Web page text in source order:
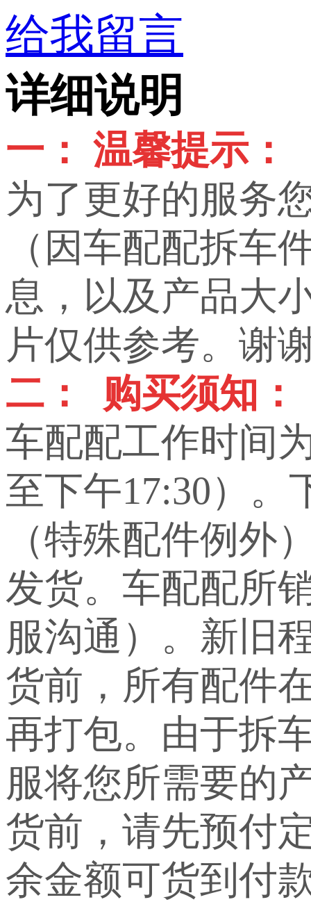
给我留言
详细说明
一： 温馨提示：
为了更好的服务
（因车配配拆车
息，以及产品大
片仅供参考。谢
二： 购买须知：
车配配工作时间
至下午17:30）。
（特殊配件例外
发货。车配配所
服沟通）。新旧
货前，所有配件
再打包。由于拆
服将您所需要的
货前，请先预付
余金额可货到付